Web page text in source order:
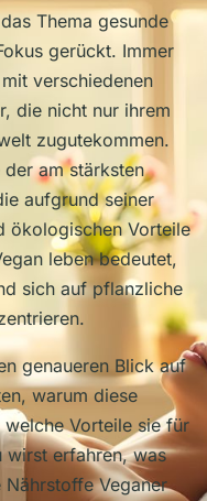
Thema gesunde
gerückt. Immer
verschiedenen
die nicht nur ihrem
zugutekommen.
der am stärksten
aufgrund seiner
ökologischen Vorteile
leben bedeutet,
sich auf pflanzliche
genaueren Blick auf
warum diese
Vorteile sie für
wirst erfahren, was
Veganer